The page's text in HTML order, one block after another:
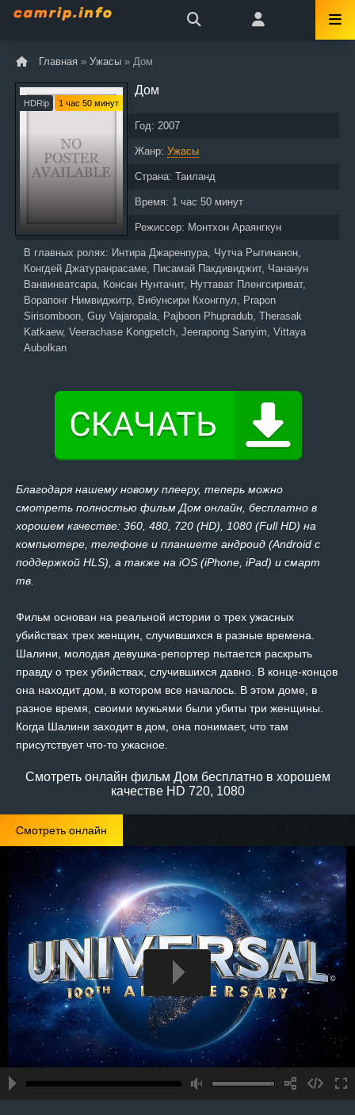
Главная » Ужасы » Дом
HDRip 1 час 50 минут
Дом
Год: 2007
Жанр: Ужасы
Страна: Таиланд
Время: 1 час 50 минут
Режиссер: Монтхон Араянгкун
В главных ролях: Интира Джаренпура, Чутча Рытинанон,
Конгдей Джатуранрасаме, Писамай Пакдивиджит, Чананун
Ванвинватсара, Консан Нунтачит, Нуттават Пленгсириват,
Ворапонг Нимвиджитр, Вибунсири Кхонгпул, Prapon
Sirisomboon, Guy Vajaropala, Pajboon Phupradub, Therasak
Katkaew, Veerachase Kongpetch, Jeerapong Sanyim, Vittaya
Aubolkan
Благодаря нашему новому плееру, теперь можно
смотреть полностью фильм Дом онлайн, бесплатно в
хорошем качестве: 360, 480, 720 (HD), 1080 (Full HD) на
компьютере, телефоне и планшете андроид (Android с
поддержкой HLS), а также на iOS (iPhone, iPad) и смарт
тв.
Фильм основан на реальной истории о трех ужасных
убийствах трех женщин, случившихся в разные времена.
Шалини, молодая девушка-репортер пытается раскрыть
правду о трех убийствах, случившихся давно. В конце-концов
она находит дом, в котором все началось. В этом доме, в
разное время, своими мужьями были убиты три женщины.
Когда Шалини заходит в дом, она понимает, что там
присутствует что-то ужасное.
Смотреть онлайн фильм Дом бесплатно в хорошем
качестве HD 720, 1080
Смотреть онлайн